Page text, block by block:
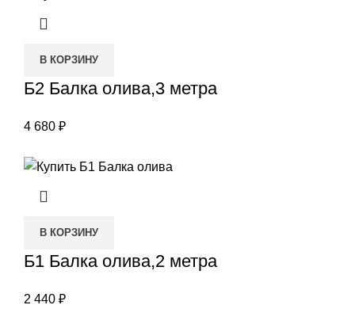
В КОРЗИНУ
Б2 Балка олива,3 метра
4 680 ₽
В КОРЗИНУ
Б1 Балка олива,2 метра
2 440 ₽